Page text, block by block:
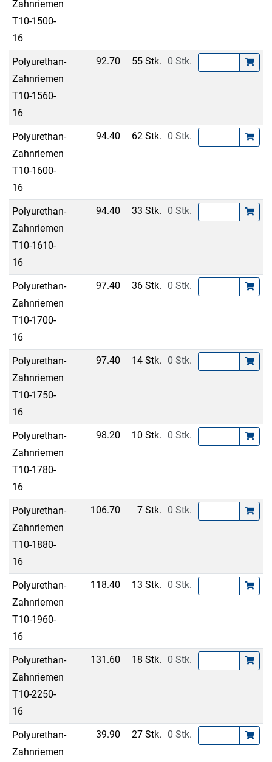
Zahnriemen
T10-1500-
16
Polyurethan-
Zahnriemen
T10-1560-
16
92.70 55 Stk. 0 Stk.
Polyurethan-
Zahnriemen
T10-1600-
16
94.40 62 Stk. 0 Stk.
Polyurethan-
Zahnriemen
T10-1610-
16
94.40 33 Stk. 0 Stk.
Polyurethan-
Zahnriemen
T10-1700-
16
97.40 36 Stk. 0 Stk.
Polyurethan-
Zahnriemen
T10-1750-
16
97.40 14 Stk. 0 Stk.
Polyurethan-
Zahnriemen
T10-1780-
16
98.20 10 Stk. 0 Stk.
Polyurethan-
Zahnriemen
T10-1880-
16
106.70 7 Stk. 0 Stk.
Polyurethan-
Zahnriemen
T10-1960-
16
118.40 13 Stk. 0 Stk.
Polyurethan-
Zahnriemen
T10-2250-
16
131.60 18 Stk. 0 Stk.
Polyurethan-
Zahnriemen
39.90 27 Stk. 0 Stk.